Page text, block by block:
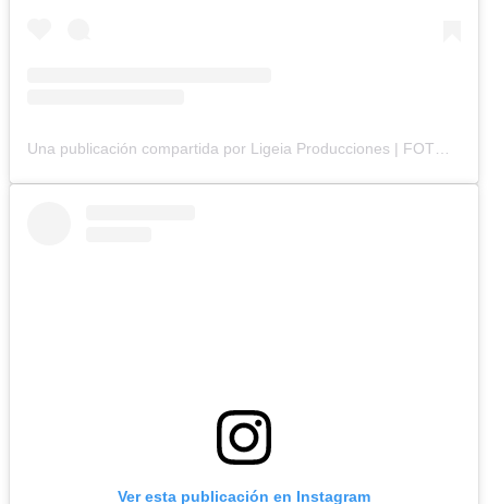
Ver esta publicación en Instagram